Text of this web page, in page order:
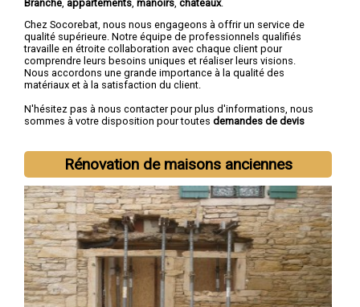
Branche appartements manoirs châteaux.
Chez Socorebat, nous nous engageons à offrir un service de
qualité supérieure. Notre équipe de professionnels qualifiés
travaille en étroite collaboration avec chaque client pour
comprendre leurs besoins uniques et réaliser leurs visions.
Nous accordons une grande importance à la qualité des
matériaux et à la satisfaction du client.
N'hésitez pas à nous contacter pour plus d'informations, nous
sommes à votre disposition pour toutes demandes de devis
Nous intervenons aussi dans les villes suivantes :
,Tourcoing,Dunkerque , Villeneuve-d'Ascq,
Valenciennes,Douai,Wattrelos,Marcq-en-Barœul,Maubeuge
Rénovation de maisons anciennes